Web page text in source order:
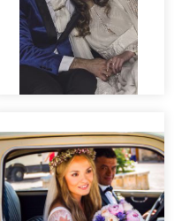
Editorial Vincent &
Ella